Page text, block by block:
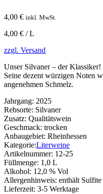
4,00 € inkl. MwSt.
4,00 € / L
zzgl. Versand
Unser Silvaner – der
Seine dezent würzigen Noten
angenehmen Schmelz.
Jahrgang: 2025
Rebsorte: Silvaner
Zusatz: Qualitätswein
Geschmack: trocken
Anbaugebiet: Rheinhessen
Kategorie:Literweine
Artikelnummer: 12-25
Füllmenge: 1,0 L
Alkohol: 12,0 % Vol
Allergenhinweis: enthält Sulfite
Lieferzeit: 3-5 Werktage